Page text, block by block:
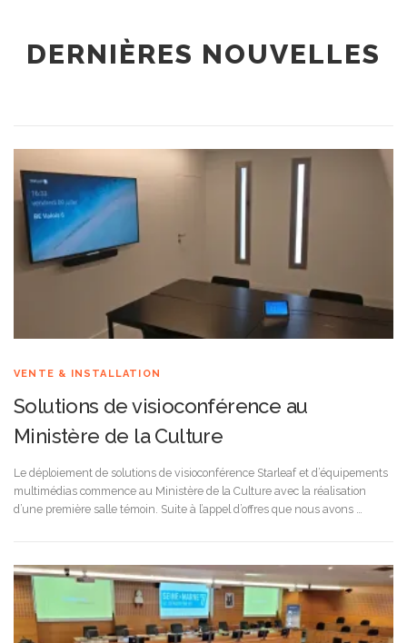
DERNIÈRES NOUVELLES
VENTE & INSTALLATION
Solutions de visioconférence au
Ministère de la Culture
Le déploiement de solutions de visioconférence Starleaf et d’équipements
multimédias commence au Ministère de la Culture avec la réalisation
d’une première salle témoin. Suite à l’appel d’offres que nous avons …